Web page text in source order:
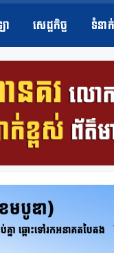
ា សេដ្ឋកិច្ច ទំនា